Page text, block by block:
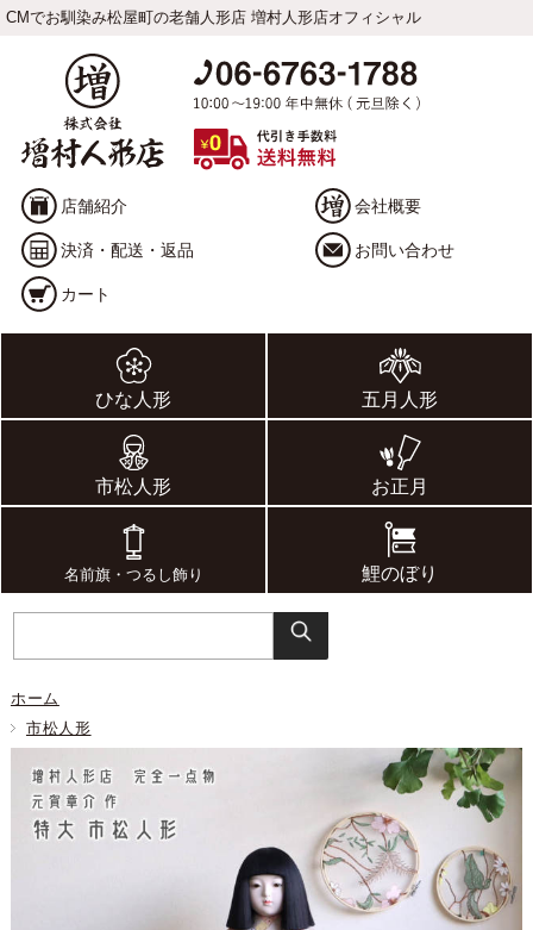
CMでお馴染み松屋町の老舗人形店 増村人形店オフィシャル
店舗紹介 会社概要
決済・配送・返品 お問い合わせ
カート
ひな人形 五月人形
市松人形 お正月
名前旗・つるし飾り 鯉のぼり
ホーム
市松人形